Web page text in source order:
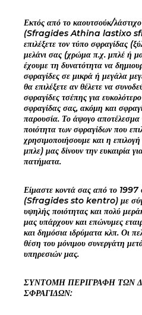
Εκτός από το καουτσούκ/λάστιχο
(Sfragides Athina lastixo
επιλέξετε τον τύπο σφραγίδας
μελάνι σας (χρώμα π.χ. μπλέ ή
έχουμε τη δυνατότητα να
σφραγίδες σε μικρά ή μεγάλα
θα επιλέξετε αν θέλετε να
σφραγίδες τσέπης για
σφραγίδας σας, ακόμη και
παρουσία. Το άψογο
ποιότητα των σφραγίδων που
χρησιμοποιήσουμε και η
μπλε) μας δίνουν την ευκαιρία
πατήματα.
Είμαστε κοντά σας από το 1997
(Sfragides sto kentro) με
υψηλής ποιότητας και πολύ
μας υπάρχουν και επώνυμες
και δημόσια ιδρύματα κλπ. Οι
θέση του μόνιμου συνεργάτη
υπηρεσιών μας.
ΣΥΝΤΟΜΗ ΠΕΡΙΓΡΑΦΗ ΤΩΝ
ΣΦΡΑΓΙΔΩΝ: